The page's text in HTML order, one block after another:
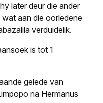
later deur die ander
aan die oorledene
verduidelik.
is tot 1
gelede van
na Hermanus